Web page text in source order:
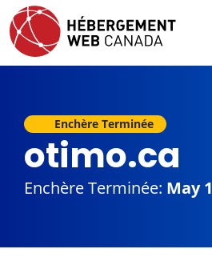
Enchère Terminée
otimo.ca
Enchère Terminée: May